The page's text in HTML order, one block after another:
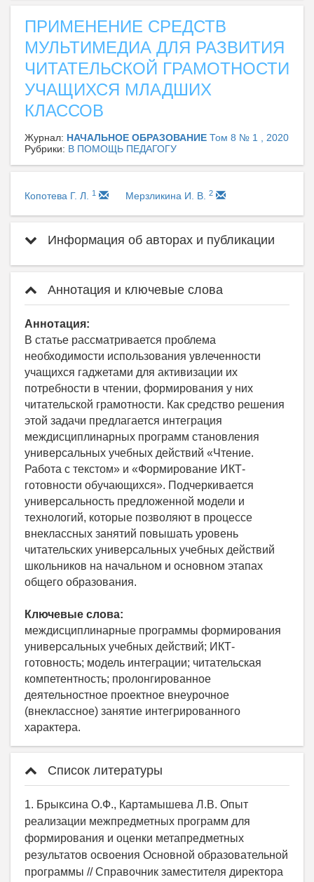
ПРИМЕНЕНИЕ СРЕДСТВ
МУЛЬТИМЕДИА ДЛЯ РАЗВИТИЯ
ЧИТАТЕЛЬСКОЙ ГРАМОТНОСТИ
УЧАЩИХСЯ МЛАДШИХ
КЛАССОВ
Журнал: НАЧАЛЬНОЕ ОБРАЗОВАНИЕ Том 8 № 1 , 2020
Рубрики: В ПОМОЩЬ ПЕДАГОГУ
Копотева Г. Л. 1 Мерзликина И. В. 2
Информация об авторах и публикации
Аннотация и ключевые слова
Аннотация:
В статье рассматривается проблема
необходимости использования увлеченности
учащихся гаджетами для активизации их
потребности в чтении, формирования у них
читательской грамотности. Как средство решения
этой задачи предлагается интеграция
междисциплинарных программ становления
универсальных учебных действий «Чтение.
Работа с текстом» и «Формирование ИКТ-
готовности обучающихся». Подчеркивается
универсальность предложенной модели и
технологий, которые позволяют в процессе
внеклассных занятий повышать уровень
читательских универсальных учебных действий
школьников на начальном и основном этапах
общего образования.
Ключевые слова:
междисциплинарные программы формирования
универсальных учебных действий; ИКТ-
готовность; модель интеграции; читательская
компетентность; пролонгированное
деятельностное проектное внеурочное
(внеклассное) занятие интегрированного
характера.
Список литературы
1. Брыксина О.Ф., Картамышева Л.В. Опыт
реализации межпредметных программ для
формирования и оценки метапредметных
результатов освоения Основной образовательной
программы // Справочник заместителя директора